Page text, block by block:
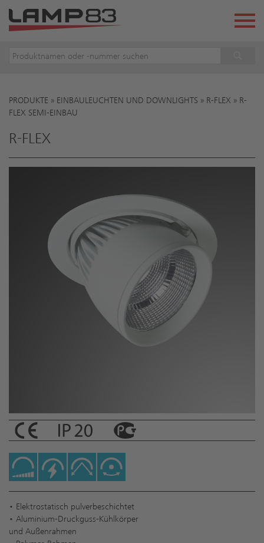
Sie sind hier
PRODUKTE » EINBAULEUCHTEN UND DOWNLIGHTS » R-FLEX » R-
FLEX SEMI-EINBAU
R-FLEX
• Elektrostatisch pulverbeschichtet
• Aluminium-Druckguss-Kühlkörper
und Außenrahmen